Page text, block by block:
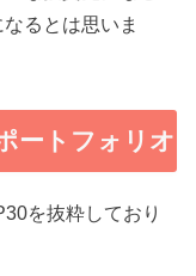
るとは思いま
ートフォリオ
を抜粋しており